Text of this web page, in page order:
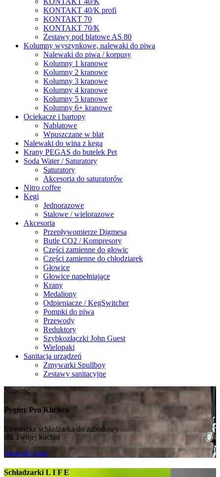
KONTAKT 40/K profi
KONTAKT 70
KONTAKT 70/K
Zestawy pod blatowe AS 80
Kolumny wyszynkowe, nalewaki do piwa
Nalewaki do piwa / korpusy
Kolumny 1 kranowe
Kolumny 2 kranowe
Kolumny 3 kranowe
Kolumny 4 kranowe
Kolumny 5 kranowe
Kolumny 6+ kranowe
Ociekacze i bartopy
Nablatowe
Wpuszczane w blat
Nalewaki do wina z kega
Krany PEGAS do butelek Pet
Soda Water / Saturatory
Saturatory
Akcesoria do saturatorów
Nitro coffee
Kegi
Jednorazowe
Stalowe / wielorazowe
Akcesoria
Przepływomierze Digmesa
Butle CO2 / Kompresory
Części zamienne do głowic
Części zamienne do chłodziarek
Głowice
Głowice napełniające
Krany
Medaliony
Odpieniacze / KegSwitcher
Pompki do piwa
Przewody
Reduktory
Szybkozłączki John Guest
Wielopaki
Sanitacja urządzeń
Zmywarki Spullboy
Zestawy sanitacyjne
Nowość
Pygmy Pro Kitchen
Elegancka schładzarka do zabudowy
dla Twojej kuchni
Sprawdź teraz
Schładzarki L I F E